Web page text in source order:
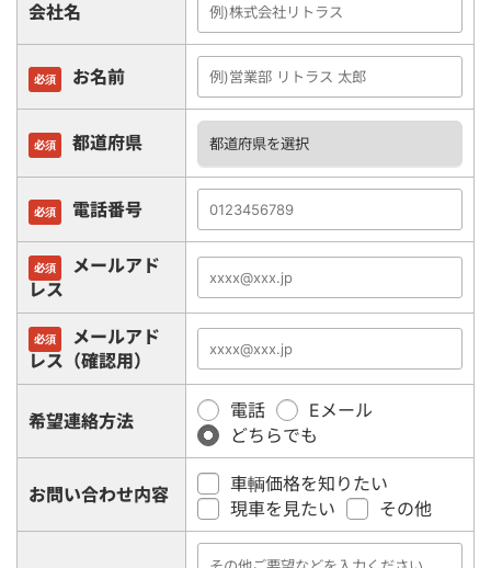
会社名
必須 お名前
必須 都道府県
必須 電話番号
必須
メールアド
レス
必須
メールアド
レス（確認用）
希望連絡方法
電話
Eメール
どちらでも
お問い合わせ内容
車輌価格を知りたい
現車を見たい
その他